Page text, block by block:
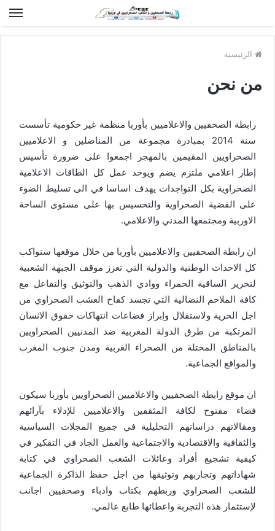
الرئيسية
من نحن
رابطة الصحفيين والاعلاميين بأوربا منظمة غير حكومية تأسست
سنة 2014 بمبادرة مجموعة من المناضلين و الاعلاميين
الصحراويين المقيمين بالمهجر اجمعوا على ضرورة تأسيس
إطار اعلامي ملتزم يضم ويوحد عمل كل الطاقات الاعلامية
الصحراوية بكل التواجدات يهدف اساسا في الى تسليط الضوء
على القضية الصحراوية والتحسيس بها على مستوى الساحة
الاوربية ومجتمعها المدني والاعلامي.
ان رابطة الصحفيين والاعلاميين بأوربا من خلال موقعها ستواكب
كل الاحداث الوطنية والدولية التي تعزز موقف الجبهة الشعبية
لتحرير الساقية الحمراء ووادي الذهب والتوثيق والتفاعل مع
كافة الملاحم النضالية التي تجسد كفاح العشب الصحراوي من
اجل الحرية ولاستقلال وإبراز فضاعات انتهاكات حقوق الانسان
المرتكبة من طرق الدولة المغربية ضد المدنيين الصحراويين
بالمناطق المحتلة من الصحراء الغربية ومدن جنوب المغرب
والمواقع الجماعية.
ان موقع رابطة الصحفيين والاعلاميين الصحراويين بأوربا سيكون
فضاء مفتوح لكافة المثقفين والاعلاميين للإدلاء بآرائهم
ومقالاتهم دراساتهم التحليلية في جميع المجلات السياسية
والثقافية والاقتصادية والاجتماعية والعمل الجاد في التفكير في
كيفية تشجيع أفراد وعائلات الشعب الصحراوي في كتابة
شهاداتهم وتجاربهم وتوثيقها من اجل حفظ الذاكرة الجماعية
للشعب الصحراوي وربطهم بكتاب وادباء وصحفيين اجانب
لإستثمار هذه التجربة واعطائها طابع عالمي.